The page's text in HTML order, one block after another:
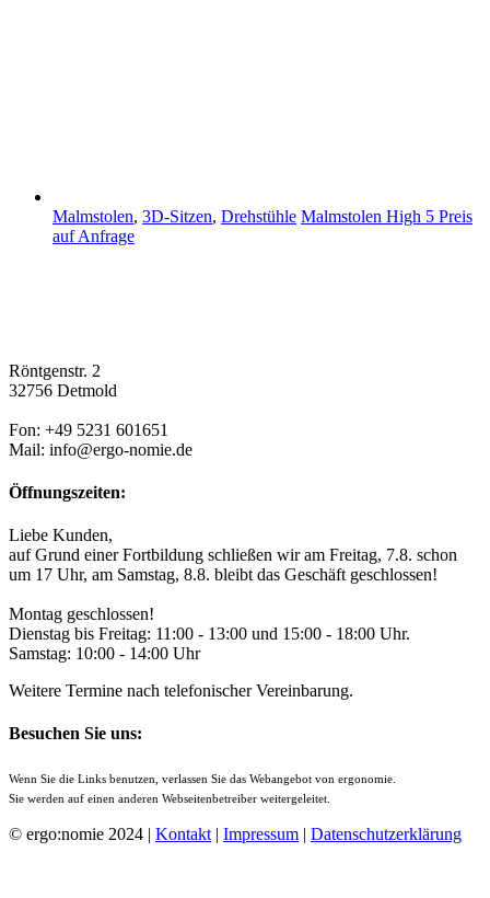
Malmstolen, 3D-Sitzen, Drehstühle Malmstolen High 5 Preis
auf Anfrage
Röntgenstr. 2
32756 Detmold
Fon: +49 5231 601651
Mail: info@ergo-nomie.de
Öffnungszeiten:
Liebe Kunden,
auf Grund einer Fortbildung schließen wir am Freitag, 7.8. schon
um 17 Uhr, am Samstag, 8.8. bleibt das Geschäft geschlossen!
Montag geschlossen!
Dienstag bis Freitag: 11:00 - 13:00 und 15:00 - 18:00 Uhr.
Samstag: 10:00 - 14:00 Uhr
Weitere Termine nach telefonischer Vereinbarung.
Besuchen Sie uns:
Wenn Sie die Links benutzen, verlassen Sie das Webangebot von ergonomie.
Sie werden auf einen anderen Webseitenbetreiber weitergeleitet.
© ergo:nomie 2024 | Kontakt | Impressum | Datenschutzerklärung